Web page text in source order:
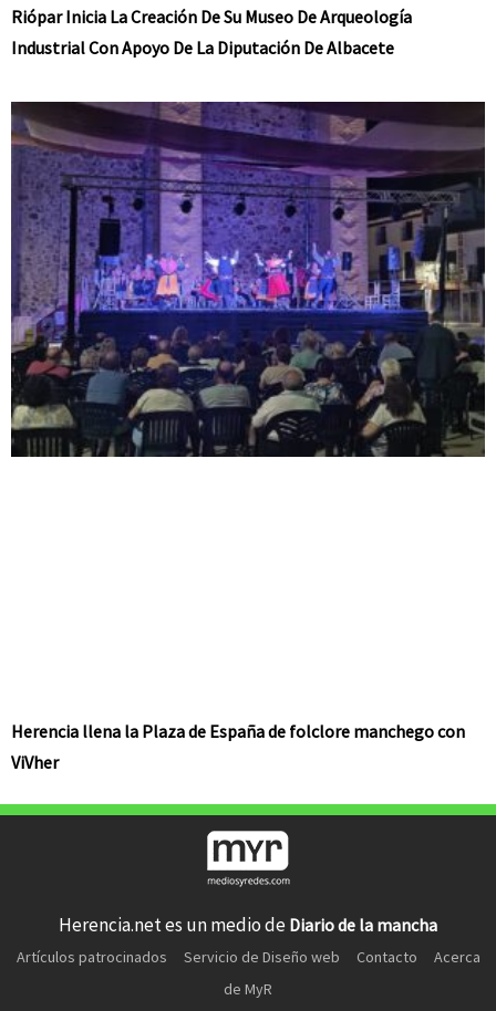
Riópar Inicia La Creación De Su Museo De Arqueología
Industrial Con Apoyo De La Diputación De Albacete
Herencia llena la Plaza de España de folclore manchego con
ViVher
Herencia.net es un medio de Diario de la mancha
Artículos patrocinados Servicio de Diseño web Contacto
Acerca
de MyR